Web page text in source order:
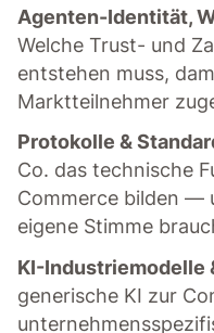
Agenten-Identität,
Welche Trust- und
entstehen muss,
Marktteilnehmer
Protokolle &
Co. das technische
Commerce bilden —
eigene Stimme
KI-Industriemodelle
generische KI zur